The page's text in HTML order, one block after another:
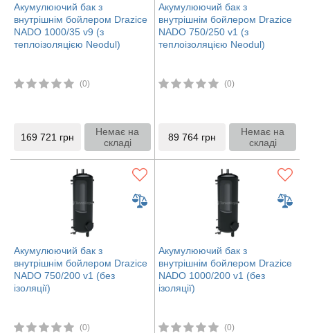
Акумулюючий бак з
внутрішнім бойлером Drazice
NADO 1000/35 v9 (з
теплоізоляцією Neodul)
(0)
169 721 грн
Немає на
складі
Акумулюючий бак з
внутрішнім бойлером Drazice
NADO 750/250 v1 (з
теплоізоляцією Neodul)
(0)
89 764 грн
Немає на
складі
Акумулюючий бак з
внутрішнім бойлером Drazice
NADO 750/200 v1 (без
ізоляції)
(0)
Акумулюючий бак з
внутрішнім бойлером Drazice
NADO 1000/200 v1 (без
ізоляції)
(0)